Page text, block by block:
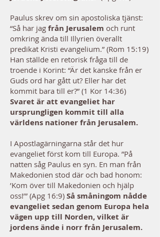
Paulus skrev om sin apostoliska tjänst:
“Så har jag från Jerusalem och runt
omkring ända till Illyrien överallt
predikat Kristi evangelium.” (Rom 15:19)
Han ställde en retorisk fråga till de
troende i Korint: “Är det kanske från er
Guds ord har gått ut? Eller har det
kommit bara till er?” (1 Kor 14:36)
Svaret är att evangeliet har
ursprungligen kommit till alla
världens nationer från Jerusalem.
I Apostlagärningarna står det hur
evangeliet först kom till Europa. ”På
natten såg Paulus en syn. En man från
Makedonien stod där och bad honom:
’Kom över till Makedonien och hjälp
oss!’” (Apg 16:9) Så småningom nådde
evangeliet sedan genom Europa hela
vägen upp till Norden, vilket är
jordens ände i norr från Jerusalem.